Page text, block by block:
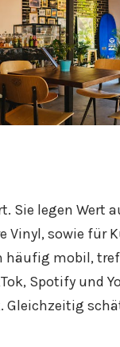
Sie legen Wert
Vinyl, sowie für
häufig mobil,
Spotify und
Gleichzeitig